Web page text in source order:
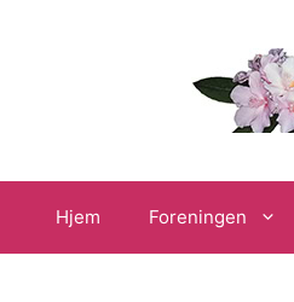
Hjem Foreningen